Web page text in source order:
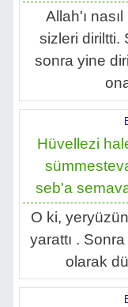
Allah'ı
sizleri diriltti.
sonra yine
Hüvellezi
seb'a
O ki,
yarattı .
olarak